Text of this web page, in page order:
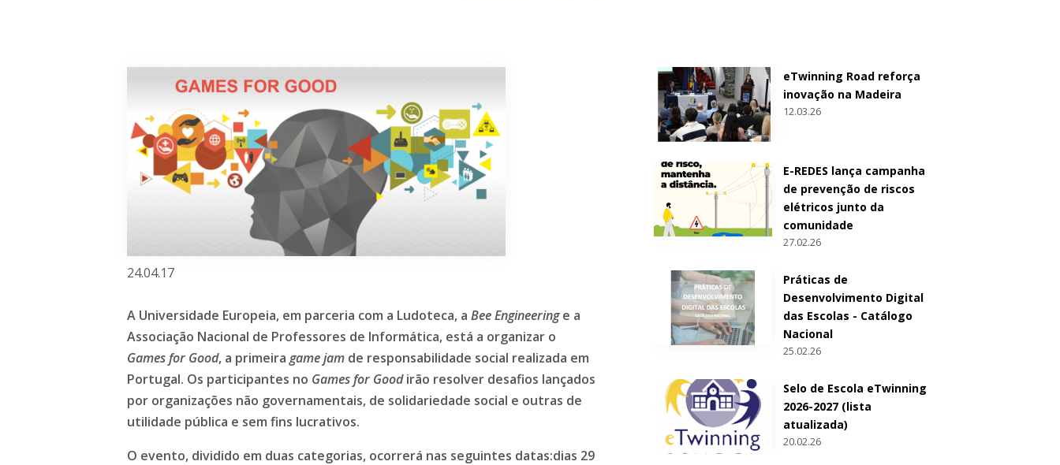
24.04.17
A Universidade Europeia, em parceria com a Ludoteca, a Bee Engineeringe a
Associação Nacional de Professores de Informática, está a organizar o
Games for Good, a primeira game jamde responsabilidade social realizada em
Portugal. Os participantes no Games for Goodirão resolver desafios lançados
por organizações não governamentais, de solidariedade social e outras de
utilidade pública e sem fins lucrativos.
O evento, dividido em duas categorias, ocorrerá nas seguintes datas:dias 29
eTwinning Road reforça
inovação na Madeira
12.03.26
E-REDES lança campanha
de prevenção de riscos
elétricos junto da
comunidade
27.02.26
Práticas de
Desenvolvimento Digital
das Escolas - Catálogo
Nacional
25.02.26
Selo de Escola eTwinning
2026-2027 (lista
atualizada)
20.02.26